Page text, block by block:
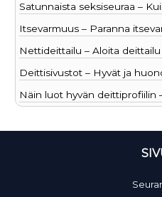
Satunnaista seksiseuraa –
Itsevarmuus – Paranna
Nettideittailu – Aloita
Deittisivustot – Hyvät ja
Näin luot hyvän deittiprofiilin